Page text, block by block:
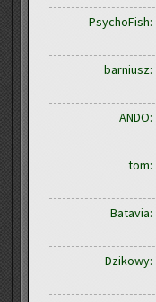
PsychoFish:
barniusz:
ANDO:
tom:
Batavia:
Dzikowy: